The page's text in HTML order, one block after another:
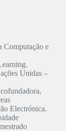
Computação e
Unidas –
Electrónica.